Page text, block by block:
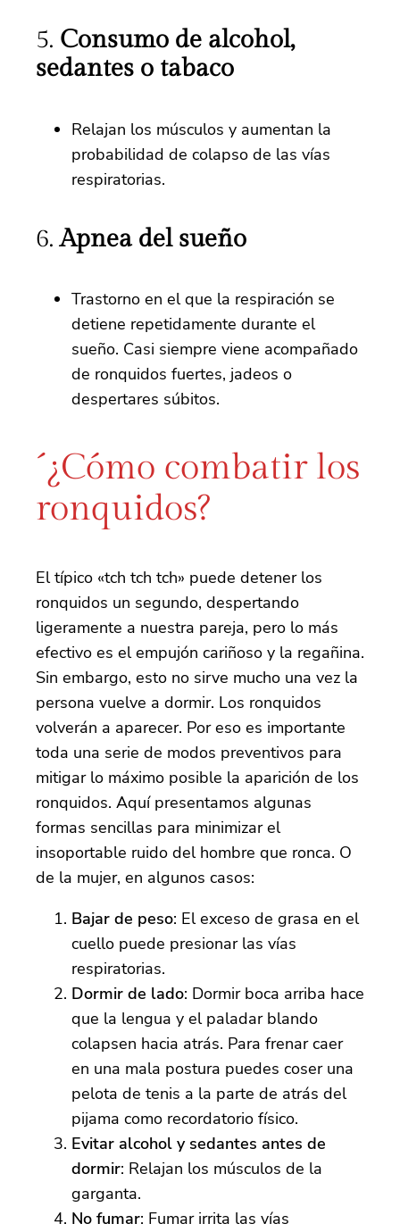
5. Consumo de alcohol,
sedantes o tabaco
Relajan los músculos y aumentan la
probabilidad de colapso de las vías
respiratorias.
6.Apnea del sueño
Trastorno en el que la respiración se
detiene repetidamente durante el
sueño. Casi siempre viene acompañado
de ronquidos fuertes, jadeos o
despertares súbitos.
´¿Cómo combatir los
ronquidos?
El típico «tch tch tch» puede detener los
ronquidos un segundo, despertando
ligeramente a nuestra pareja, pero lo más
efectivo es el empujón cariñoso y la regañina.
Sin embargo, esto no sirve mucho una vez la
persona vuelve a dormir. Los ronquidos
volverán a aparecer. Por eso es importante
toda una serie de modos preventivos para
mitigar lo máximo posible la aparición de los
ronquidos. Aquí presentamos algunas
formas sencillas para minimizar el
insoportable ruido del hombre que ronca. O
de la mujer, en algunos casos:
Bajar de peso: El exceso de grasa en el
cuello puede presionar las vías
respiratorias.
Dormir de lado: Dormir boca arriba hace
que la lengua y el paladar blando
colapsen hacia atrás. Para frenar caer
en una mala postura puedes coser una
pelota de tenis a la parte de atrás del
pijama como recordatorio físico.
Evitar alcohol y sedantes antes de
dormir: Relajan los músculos de la
garganta.
No fumar: Fumar irrita las vías